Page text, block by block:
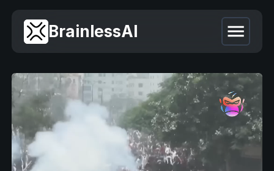
BrainlessAI